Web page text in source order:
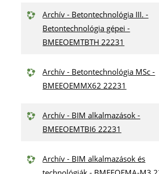
Archív - Betontechnológia III. -
Betontechnológia gépei -
BMEEOEMTBTH 22231
Archív - Betontechnológia MSc -
BMEEOEMMX62 22231
Archív - BIM alkalmazások -
BMEEOEMTBI6 22231
Archív - BIM alkalmazások és